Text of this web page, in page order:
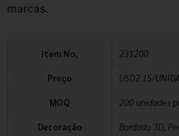
marcas.
Item No, 231200
Preço USD2.15/
MOQ 200 unidades
Decoração Bordado 3D,